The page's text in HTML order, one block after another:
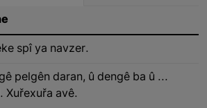
spî ya navzer.
pelgên daran, û dengê ba û ...
Xuřexuřa avê.